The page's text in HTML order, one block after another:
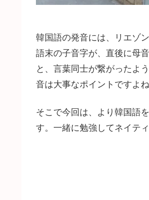
韓国語の発音には、リエゾ
語末の子音字が、直後に母
と、言葉同士が繋がったよ
音は大事なポイントですよね
そこで今回は、より韓国語
す。一緒に勉強してネイテ